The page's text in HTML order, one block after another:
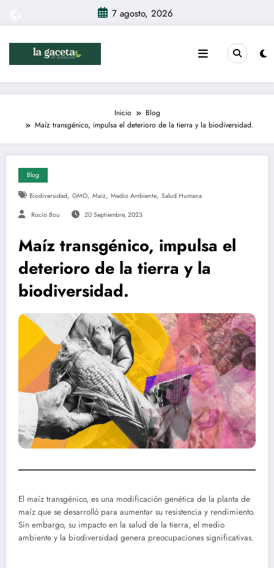
contenido
7 agosto, 2026
Inicio
Blog
Maíz transgénico, impulsa el deterioro de la tierra y la biodiversidad.
Blog
Biodiversidad, GMO, Maíz, Medio Ambiente, Salud Humana
Rocío Bou 20 Septiembre, 2023
Maíz transgénico, impulsa el
deterioro de la tierra y la
biodiversidad.
El maíz transgénico, es una modificación genética de la planta de
maíz que se desarrolló para aumentar su resistencia y rendimiento.
Sin embargo, su impacto en la salud de la tierra, el medio
ambiente y la biodiversidad genera preocupaciones significativas.